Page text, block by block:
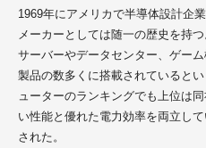
1969年にアメリカで半導体設計企
メーカーとしては随一の歴史を持
サーバーやデータセンター、ゲー
製品の数多くに搭載されていると
ューターのランキングでも上位は
い性能と優れた電力効率を両立し
された。